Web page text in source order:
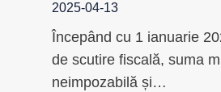
2025-04-13
Începând cu 1 ianuarie
de scutire fiscală, suma
neimpozabilă și…